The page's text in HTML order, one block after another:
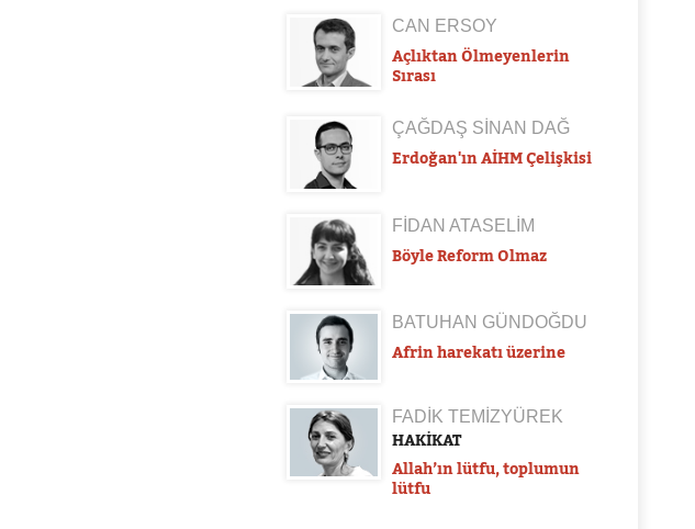
CAN ERSOY
Açlıktan Ölmeyenlerin
Sırası
ÇAĞDAŞ SİNAN DAĞ
Erdoğan'ın AİHM Çelişkisi
FİDAN ATASELİM
Böyle Reform Olmaz
BATUHAN GÜNDOĞDU
Afrin harekatı üzerine
FADİK TEMİZYÜREK
HAKİKAT
Allah’ın lütfu, toplumun
lütfu